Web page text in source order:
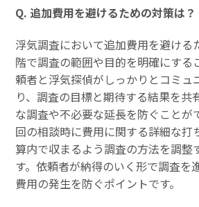
Q. 追加費用を避けるための対策は？
浮気調査において追加費用を避ける
階で調査の範囲や目的を明確にする
頼者と浮気探偵がしっかりとコミュ
り、調査の目標と期待する結果を共
な調査や不必要な延長を防ぐことが
回の相談時に費用に関する詳細な打
算内で収まるよう調査の方法を調整
す。依頼者が納得のいく形で調査を
費用の発生を防ぐポイントです。